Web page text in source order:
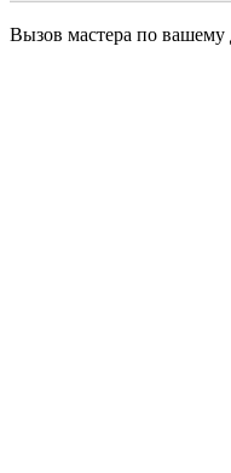
Вызов мастера по вашему